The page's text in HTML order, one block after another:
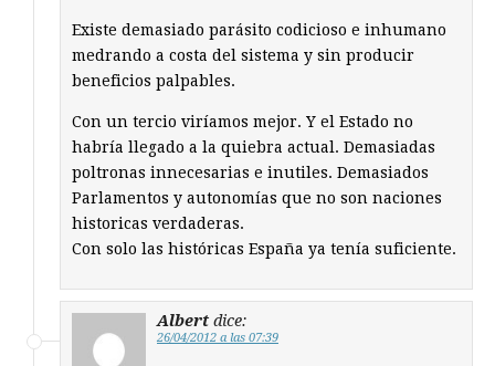
Existe demasiado parásito codicioso e inhumano
medrando a costa del sistema y sin producir
beneficios palpables.
Con un tercio viríamos mejor. Y el Estado no
habría llegado a la quiebra actual. Demasiadas
poltronas innecesarias e inutiles. Demasiados
Parlamentos y autonomías que no son naciones
historicas verdaderas.
Con solo las históricas España ya tenía suficiente.
Albert dice:
26/04/2012 a las 07:39